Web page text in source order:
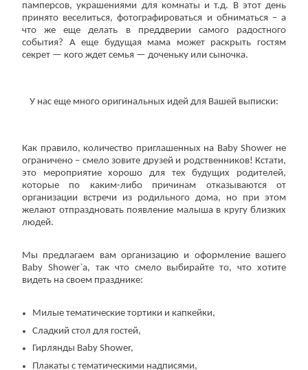
памперсов, украшениями для комнаты и т.д. В этот день
принято веселиться, фотографироваться и обниматься – а
что же еще делать в преддверии самого радостного
события? А еще будущая мама может раскрыть гостям
секрет — кого ждет семья — доченьку или сыночка.
У нас еще много оригинальных идей для Вашей выписки:
Как правило, количество приглашенных на Baby Shower не
ограничено – смело зовите друзей и родственников! Кстати,
это мероприятие хорошо для тех будущих родителей,
которые по каким-либо причинам отказываются от
организации встречи из родильного дома, но при этом
желают отпраздновать появление малыша в кругу близких
людей.
Мы предлагаем вам организацию и оформление вашего
Baby Shower`a, так что смело выбирайте то, что хотите
видеть на своем празднике:
Милые тематические тортики и капкейки,
Сладкий стол для гостей,
Гирлянды Baby Shower,
Плакаты с тематическими надписями,